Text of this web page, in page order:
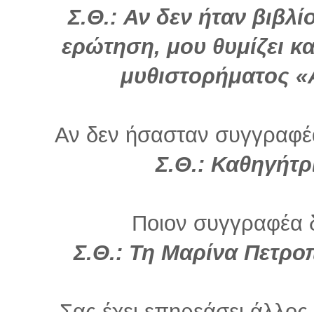
Σ.Θ.: Αν δεν ήταν
ερώτηση, μου θυμίζει
μυθιστορήματος
Αν δεν ήσασταν
Σ.Θ.:
Ποιον συγγραφέα
Σ.Θ.: Τη Μαρίνα